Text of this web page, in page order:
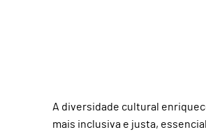
A diversidade cultural
mais inclusiva e justa,